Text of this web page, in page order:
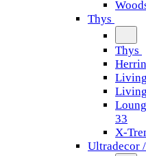
Thys
Thys
33
X-
Ultradecor